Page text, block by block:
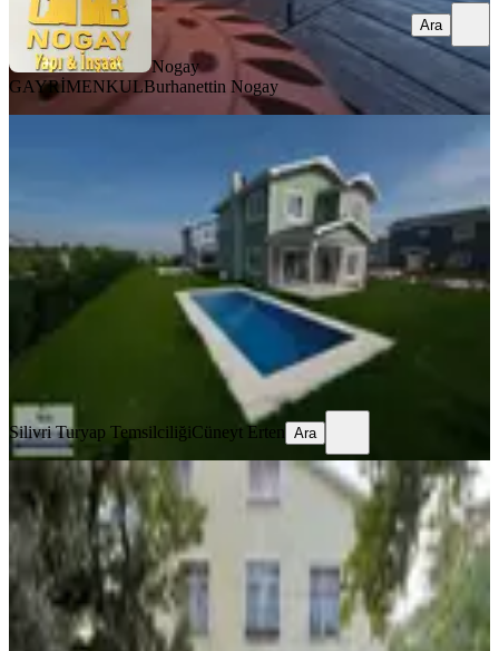
Nogay
GAYRİMENKULBurhanettin Nogay
Ara
Silivri Kavaklı Mahallesinde Satılık
Müstakil Villa
Silivri, Kavaklı Hürriyet Mahallesi
3+1·215 m² 06.08.2026
17.500.000 ₺
Cüneyt Erten
Silivri Turyap TemsilciliğiCüneyt Erten Ara
Vista Yapı'dan Silivri Gümüşyaka'da
Ful Eşyalı Satılık Villa
Silivri, Gümüşyaka Mahallesi
5+2· 180 m² 05.08.2026
8.800.000 ₺